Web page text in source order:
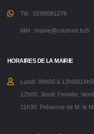
Tél : 0299081276
Mél : mairie@cournon.bzh
HORAIRES DE LA MAIRIE
Lundi: 09h00 à 12h00/
12h00. Jeudi: Fermée.
11h30. Présence de M. le